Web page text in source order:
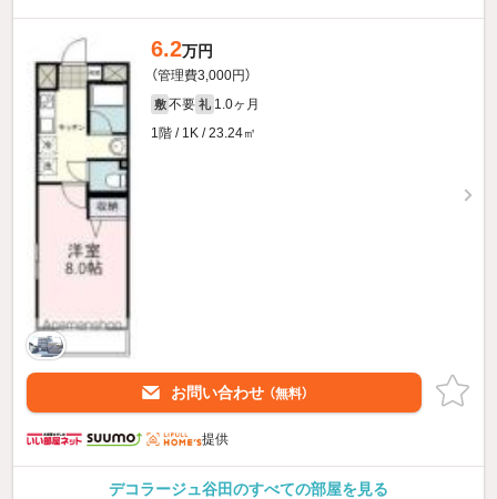
6.2万円
（管理費3,000円）
敷 不要 礼 1.0ヶ月
1階 / 1K / 23.24㎡
お問い合わせ （無料）
提供
デコラージュ谷田のすべての部屋を見る